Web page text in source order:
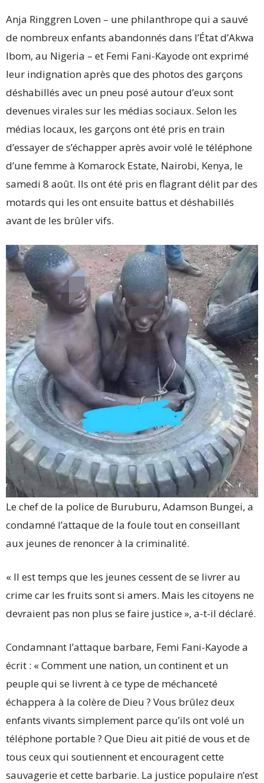
Anja Ringgren Loven – une philanthrope qui a sauvé
de nombreux enfants abandonnés dans l’État d’Akwa
Ibom, au Nigeria – et Femi Fani-Kayode ont exprimé
leur indignation après que des photos des garçons
déshabillés avec un pneu posé autour d’eux sont
devenues virales sur les médias sociaux. Selon les
médias locaux, les garçons ont été pris en train
d’essayer de s’échapper après avoir volé le téléphone
d’une femme à Komarock Estate, Nairobi, Kenya, le
samedi 8 août. Ils ont été pris en flagrant délit par des
motards qui les ont ensuite battus et déshabillés
avant de les brûler vifs.
Le chef de la police de Buruburu, Adamson Bungei, a
condamné l’attaque de la foule tout en conseillant
aux jeunes de renoncer à la criminalité.
« Il est temps que les jeunes cessent de se livrer au
crime car les fruits sont si amers. Mais les citoyens ne
devraient pas non plus se faire justice », a-t-il déclaré.
Condamnant l’attaque barbare, Femi Fani-Kayode a
écrit : « Comment une nation, un continent et un
peuple qui se livrent à ce type de méchanceté
échappera à la colère de Dieu ? Vous brûlez deux
enfants vivants simplement parce qu’ils ont volé un
téléphone portable ? Que Dieu ait pitié de vous et de
tous ceux qui soutiennent et encouragent cette
sauvagerie et cette barbarie. La justice populaire n’est